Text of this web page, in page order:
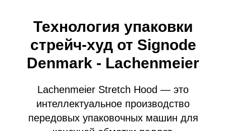
Технология упаковки
стрейч-худ от Signode
Denmark - Lachenmeier
Lachenmeier Stretch Hood — это
интеллектуальное производство
передовых упаковочных машин для